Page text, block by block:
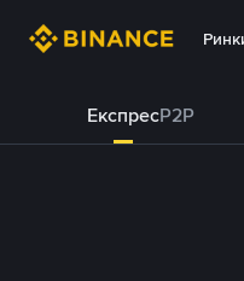
ЕкспресP2P